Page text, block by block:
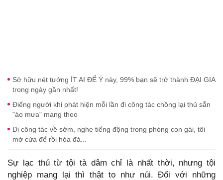
Sở hữu nét tướng ÍT AI ĐỂ Ý này, 99% bạn sẽ trở thành ĐẠI GIA
trong ngày gần nhất!
Điếng người khi phát hiện mỗi lần đi công tác chồng lại thủ sẵn
"áo mưa" mang theo
Đi công tác về sớm, nghe tiếng động trong phòng con gái, tôi
mở cửa để rồi hóa đá...
Sự lạc thú từ tội tà dâm chỉ là nhất thời, nhưng tội
nghiệp mang lại thì thật to như núi. Đối với những